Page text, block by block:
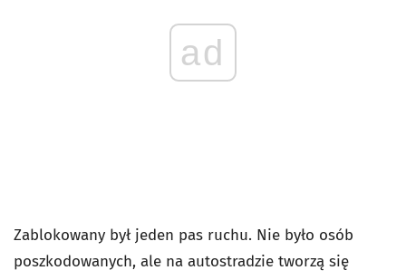
ad
Zablokowany był jeden pas ruchu. Nie było osób
poszkodowanych, ale na autostradzie tworzą się